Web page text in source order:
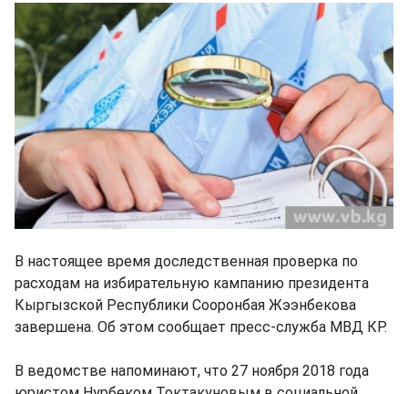
В настоящее время доследственная проверка по
расходам на избирательную кампанию президента
Кыргызской Республики Сооронбая Жээнбекова
завершена. Об этом сообщает пресс-служба МВД КР.
В ведомстве напоминают, что 27 ноября 2018 года